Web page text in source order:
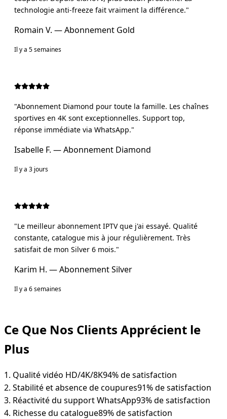
technologie anti-freeze fait vraiment la différence."
Romain V. — Abonnement Gold
Il y a 5 semaines
"Abonnement Diamond pour toute la famille. Les chaînes
sportives en 4K sont exceptionnelles. Support top,
réponse immédiate via WhatsApp."
Isabelle F. — Abonnement Diamond
Il y a 3 jours
"Le meilleur abonnement IPTV que j'ai essayé. Qualité
constante, catalogue mis à jour régulièrement. Très
satisfait de mon Silver 6 mois."
Karim H. — AbonnementSilver
Il y a 6 semaines
Ce Que Nos Clients Apprécient le
Plus
1. Qualité vidéo HD/4K/8K94% de satisfaction
2. Stabilité et absence de coupures91% de satisfaction
3. Réactivité du support WhatsApp93% de satisfaction
4. Richesse du catalogue89% de satisfaction